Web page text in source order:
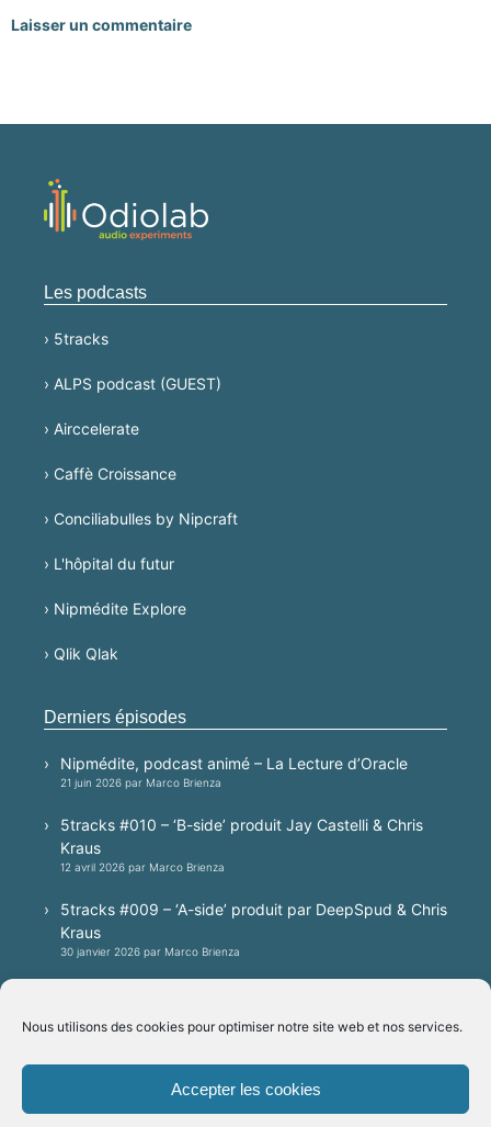
Nous utilisons des cookies pour optimiser notre site web et nos services.
Accepter les cookies
Laisser un commentaire
Les podcasts
› 5tracks
› ALPS podcast (GUEST)
› Airccelerate
› Caffè Croissance
› Conciliabulles by Nipcraft
› L'hôpital du futur
› Nipmédite Explore
› Qlik Qlak
Derniers épisodes
Nipmédite, podcast animé – La Lecture d’Oracle
21 juin 2026 par Marco Brienza
5tracks #010 – ‘B-side’ produit Jay Castelli & Chris
Kraus
12 avril 2026 par Marco Brienza
5tracks #009 – ‘A-side’ produit par DeepSpud & Chris
Kraus
30 janvier 2026 par Marco Brienza
20 janvier 2026 par Marco Brienza
Plateformes